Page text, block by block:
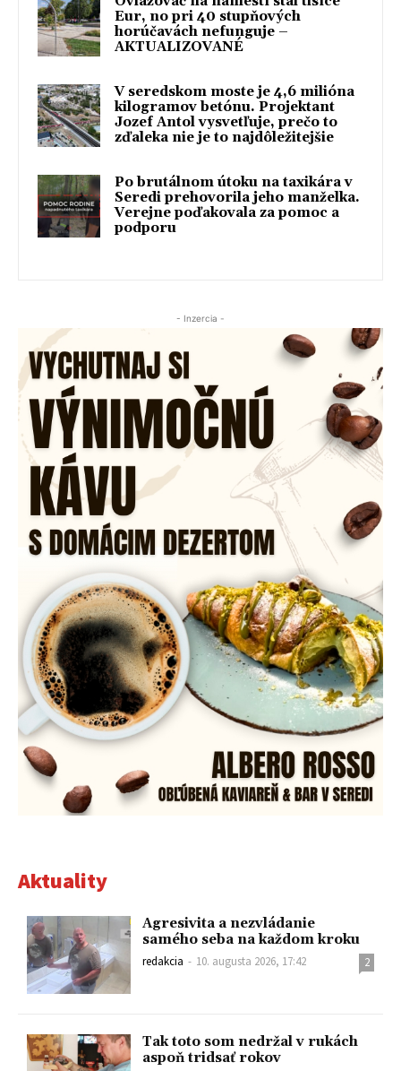
Eur, no pri 40 stupňových
horúčavách nefunguje –
AKTUALIZOVANÉ
V seredskom moste je 4,6 milióna
kilogramov betónu. Projektant
Jozef Antol vysvetľuje, prečo to
zďaleka nie je to najdôležitejšie
Po brutálnom útoku na taxikára v
Seredi prehovorila jeho manželka.
Verejne poďakovala za pomoc a
podporu
- Inzercia -
Aktuality
Agresivita a nezvládanie
samého seba na každom kroku
redakcia - 10. augusta 2026, 17:42 2
Tak toto som nedržal v rukách
aspoň tridsať rokov